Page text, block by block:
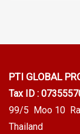
PTI GLOBAL
Tax ID :
99/5 Moo 10
Thailand